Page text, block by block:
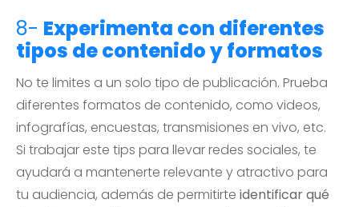
8- Experimenta con diferentes
tipos de contenido y formatos
No te limites a un solo tipo de publicación. Prueba
diferentes formatos de contenido, como videos,
infografías, encuestas, transmisiones en vivo, etc.
Si trabajar este tips para llevar redes sociales, te
ayudará a mantenerte relevante y atractivo para
tu audiencia, además de permitirte identificar qué